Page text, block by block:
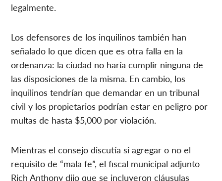
legalmente.
Los defensores de los inquilinos también han
señalado lo que dicen que es otra falla en la
ordenanza: la ciudad no haría cumplir ninguna de
las disposiciones de la misma. En cambio, los
inquilinos tendrían que demandar en un tribunal
civil y los propietarios podrían estar en peligro por
multas de hasta $5,000 por violación.
Mientras el consejo discutía si agregar o no el
requisito de “mala fe”, el fiscal municipal adjunto
Rich Anthony dijo que se incluyeron cláusulas